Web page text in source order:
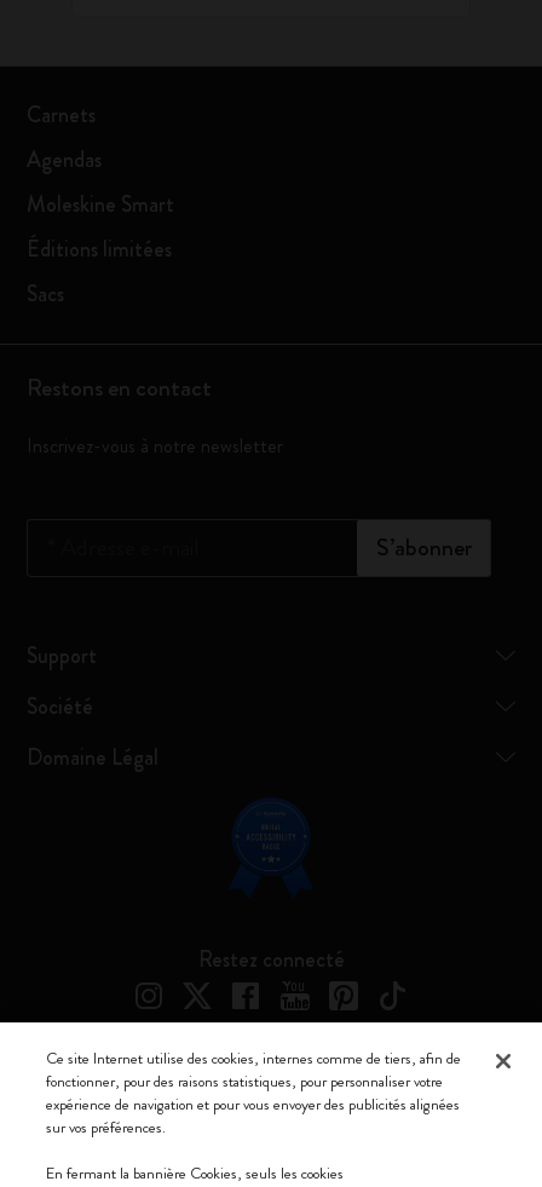
Carnets
Agendas
Moleskine Smart
Éditions limitées
Sacs
Restons en contact
Inscrivez-vous à notre newsletter
S’abonner
Support
Société
Domaine Légal
Restez connecté
Moleskine ® est une marque enregistrée de Moleskine Srl a socio unico
Moleskine srl a socio unico - Via Bergognone, 34 – 20144 Milano -
Soc. €2.181.513,42
Ce site Internet utilise des cookies, internes comme de tiers, afin de
fonctionner, pour des raisons statistiques, pour personnaliser votre
expérience de navigation et pour vous envoyer des publicités alignées
sur vos préférences.
En fermant la bannière Cookies, seuls les cookies